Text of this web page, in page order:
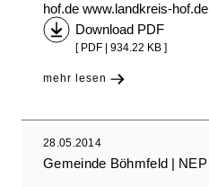
hof.de www.landkreis-hof.de
Download PDF
[ PDF | 934.22 KB ]
mehr lesen
28.05.2014
Gemeinde Böhmfeld NEP